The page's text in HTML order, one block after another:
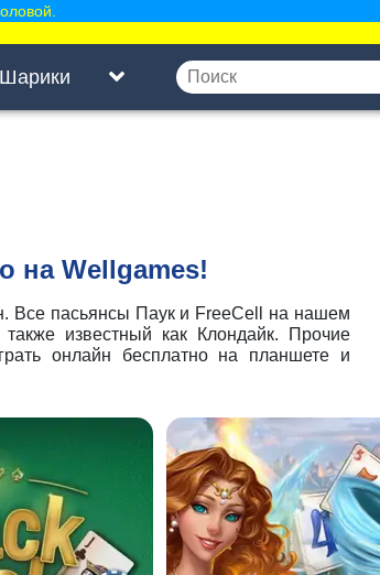
Шарики
на Wellgames!
Все пасьянсы Паук и FreeCell на нашем
известный как Клондайк. Прочие
онлайн бесплатно на планшете и